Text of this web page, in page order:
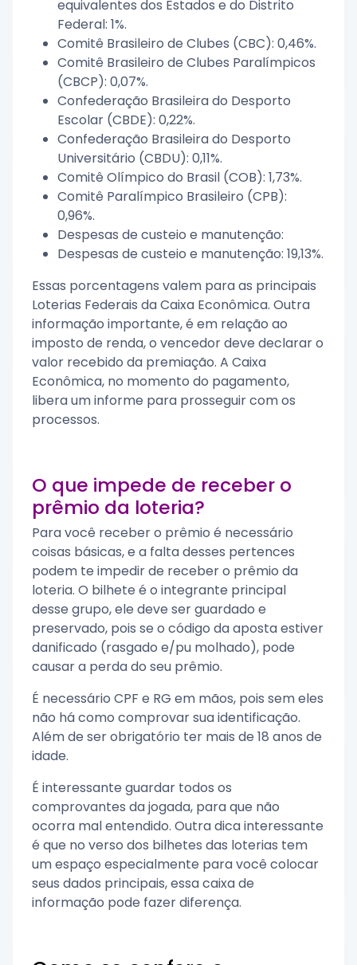
equivalentes dos Estados e do Distrito
Federal: 1%.
Comitê Brasileiro de Clubes (CBC): 0,46%.
Comitê Brasileiro de Clubes Paralímpicos
(CBCP): 0,07%.
Confederação Brasileira do Desporto
Escolar (CBDE): 0,22%.
Confederação Brasileira do Desporto
Universitário (CBDU): 0,11%.
Comitê Olímpico do Brasil (COB): 1,73%.
Comitê Paralímpico Brasileiro (CPB):
0,96%.
Despesas de custeio e manutenção:
Despesas de custeio e manutenção: 19,13%.
Essas porcentagens valem para as principais
Loterias Federais da Caixa Econômica. Outra
informação importante, é em relação ao
imposto de renda, o vencedor deve declarar o
valor recebido da premiação. A Caixa
Econômica, no momento do pagamento,
libera um informe para prosseguir com os
processos.
O que impede de receber o
prêmio da loteria?
Para você receber o prêmio é necessário
coisas básicas, e a falta desses pertences
podem te impedir de receber o prêmio da
loteria. O bilhete é o integrante principal
desse grupo, ele deve ser guardado e
preservado, pois se o código da aposta estiver
danificado (rasgado e/pu molhado), pode
causar a perda do seu prêmio.
É necessário CPF e RG em mãos, pois sem eles
não há como comprovar sua identificação.
Além de ser obrigatório ter mais de 18 anos de
idade.
É interessante guardar todos os
comprovantes da jogada, para que não
ocorra mal entendido. Outra dica interessante
é que no verso dos bilhetes das loterias tem
um espaço especialmente para você colocar
seus dados principais, essa caixa de
informação pode fazer diferença.